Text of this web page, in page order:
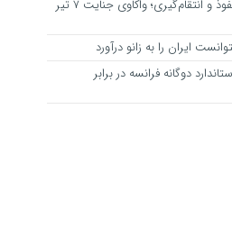
تروریسم، نفوذ و انتقام‌گیری؛ واکاوی جنایت ۷ تیر
ایران را به زانو درآورد
دوگانه فرانسه در برابر